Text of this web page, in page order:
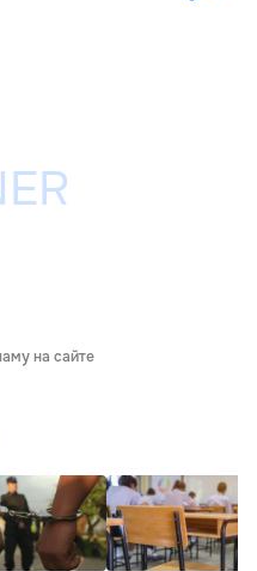
на сайте